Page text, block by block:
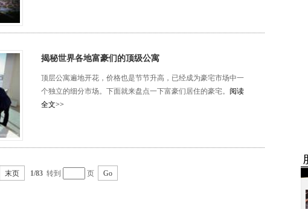
揭秘世界各地富豪们的顶级公寓
顶层公寓遍地开花，价格也是节节升高，已经成为豪宅市场中一
个独立的细分市场。下面就来盘点一下富豪们居住的豪宅。 阅读
全文>>
末页 1/83 转到 页 Go